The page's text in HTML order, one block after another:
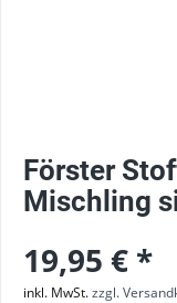
Förster
Mischling
19,95 € *
inkl. MwSt.zzgl.